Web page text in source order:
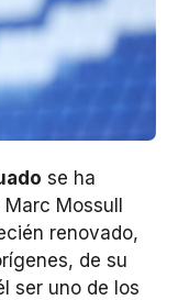
se ha
Mossull
renovado,
de su
ser uno de los